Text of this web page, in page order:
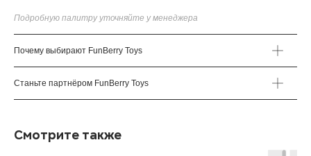
Подробную палитру уточняйте у менеджера
Почему выбирают FunBerry Toys
Станьте партнёром FunBerry Toys
Смотрите также